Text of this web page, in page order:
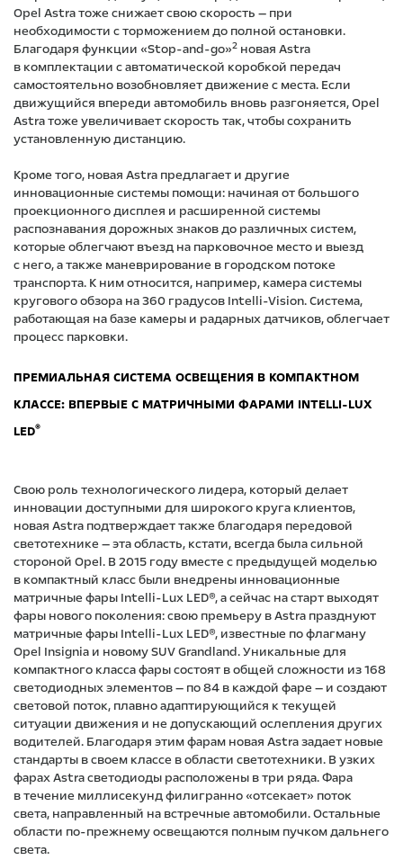
Opel Astra тоже снижает свою скорость — при
необходимости с торможением до полной остановки.
Благодаря функции «Stop-and-go»2 новая Astra
в комплектации с автоматической коробкой передач
самостоятельно возобновляет движение с места. Если
движущийся впереди автомобиль вновь разгоняется, Opel
Astra тоже увеличивает скорость так, чтобы сохранить
установленную дистанцию.
Кроме того, новая Astra предлагает и другие
инновационные системы помощи: начиная от большого
проекционного дисплея и расширенной системы
распознавания дорожных знаков до различных систем,
которые облегчают въезд на парковочное место и выезд
с него, а также маневрирование в городском потоке
транспорта. К ним относится, например, камера системы
кругового обзора на 360 градусов Intelli-Vision. Система,
работающая на базе камеры и радарных датчиков, облегчает
процесс парковки.
ПРЕМИАЛЬНАЯ СИСТЕМА ОСВЕЩЕНИЯ В КОМПАКТНОМ
КЛАССЕ: ВПЕРВЫЕ С МАТРИЧНЫМИ ФАРАМИ INTELLI-LUX
LED®
Свою роль технологического лидера, который делает
инновации доступными для широкого круга клиентов,
новая Astra подтверждает также благодаря передовой
светотехнике — эта область, кстати, всегда была сильной
стороной Opel. В 2015 году вместе с предыдущей моделью
в компактный класс были внедрены инновационные
матричные фары Intelli-Lux LED®, а сейчас на старт выходят
фары нового поколения: свою премьеру в Astra празднуют
матричные фары Intelli-Lux LED®, известные по флагману
Opel Insignia и новому SUV Grandland. Уникальные для
компактного класса фары состоят в общей сложности из 168
светодиодных элементов — по 84 в каждой фаре — и создают
световой поток, плавно адаптирующийся к текущей
ситуации движения и не допускающий ослепления других
водителей. Благодаря этим фарам новая Astra задает новые
стандарты в своем классе в области светотехники. В узких
фарах Astra светодиоды расположены в три ряда. Фара
в течение миллисекунд филигранно «отсекает» поток
света, направленный на встречные автомобили. Остальные
области по-прежнему освещаются полным пучком дальнего
света.